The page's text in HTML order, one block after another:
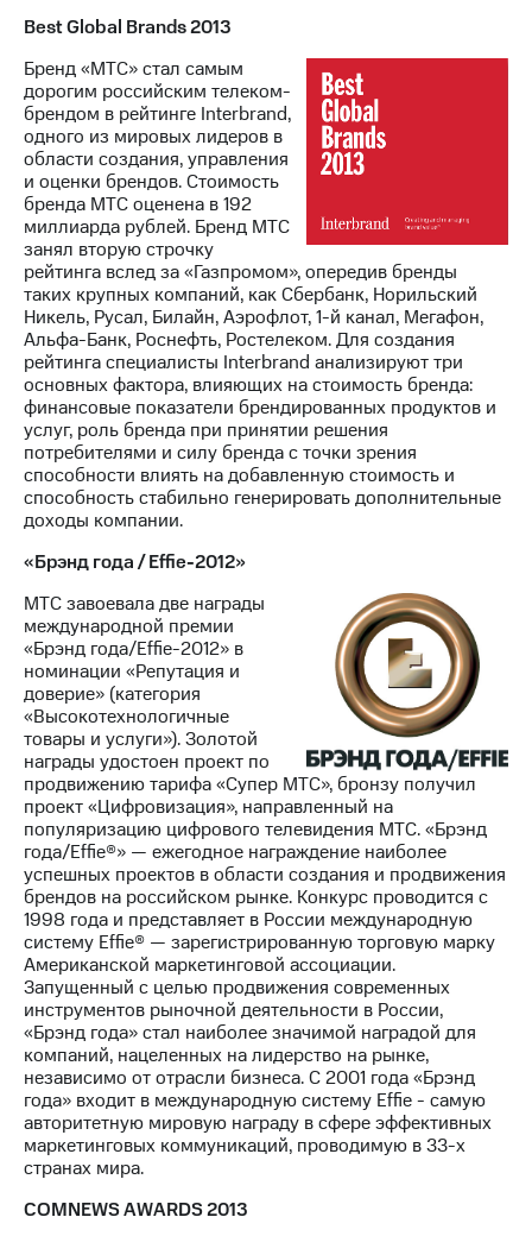
Best Global Brands 2013
Бренд «МТС» стал самым
дорогим российским телеком-
брендом в рейтинге Interbrand,
одного из мировых лидеров в
области создания, управления
и оценки брендов. Стоимость
бренда МТС оценена в 192
миллиарда рублей. Бренд МТС
занял вторую строчку
рейтинга вслед за «Газпромом», опередив бренды
таких крупных компаний, как Сбербанк, Норильский
Никель, Русал, Билайн, Аэрофлот, 1-й канал, Мегафон,
Альфа-Банк, Роснефть, Ростелеком. Для создания
рейтинга специалисты Interbrand анализируют три
основных фактора, влияющих на стоимость бренда:
финансовые показатели брендированных продуктов и
услуг, роль бренда при принятии решения
потребителями и силу бренда с точки зрения
способности влиять на добавленную стоимость и
способность стабильно генерировать дополнительные
доходы компании.
«Брэнд года / Effie-2012»
МТС завоевала две награды
международной премии
«Брэнд года/Effie-2012» в
номинации «Репутация и
доверие» (категория
«Высокотехнологичные
товары и услуги»). Золотой
награды удостоен проект по
продвижению тарифа «Супер МТС», бронзу получил
проект «Цифровизация», направленный на
популяризацию цифрового телевидения МТС. «Брэнд
года/Effie®» — ежегодное награждение наиболее
успешных проектов в области создания и продвижения
брендов на российском рынке. Конкурс проводится с
1998 года и представляет в России международную
систему Effie® — зарегистрированную торговую марку
Американской маркетинговой ассоциации.
Запущенный с целью продвижения современных
инструментов рыночной деятельности в России,
«Брэнд года» стал наиболее значимой наградой для
компаний, нацеленных на лидерство на рынке,
независимо от отрасли бизнеса. С 2001 года «Брэнд
года» входит в международную систему Effie - самую
авторитетную мировую награду в сфере эффективных
маркетинговых коммуникаций, проводимую в 33-х
странах мира.
COMNEWS AWARDS 2013